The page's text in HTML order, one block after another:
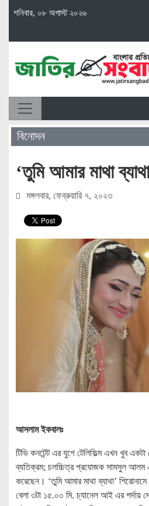
শনিবার, ০৮ অগাস্ট ২০২৬
বিনোদন
‘তুমি আমার মাথা
মঙ্গলবার, ফেব্রুয়ারি ৭, ২০২৩
আসলাম ইকবালঃ
টিভি কনটেন্ট এর যুগে টেলিফিল্ম এখন খুব
ব্যতিক্রম; চলচ্চিত্র প্রযোজক সামসুল আলম
করেছেন। ‘তুমি আমার মাথা ব্যাথা’
বেলা ৩টা ১৫.০০ মি. চ্যানেল আই এর পর্দায়